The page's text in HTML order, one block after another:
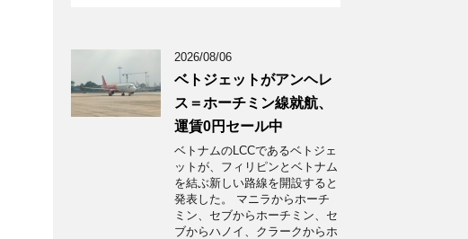
2026/08/06
ベトジェットがアンヘレ
ス＝ホーチミン線就航、
運賃0円セール中
ベトナムのLCCであるベトジェ
ットが、フィリピンとベトナム
を結ぶ新しい路線を開設すると
発表した。 マニラからホーチ
ミン、セブからホーチミン、セ
ブからハノイ、クラークからホ